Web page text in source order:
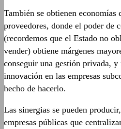
También se obtienen economías
proveedores, donde el poder de
(recordemos que el Estado no
vender) obtiene márgenes
conseguir una gestión privada,
innovación en las empresas
hecho de hacerlo.
Las sinergias se pueden
empresas públicas que